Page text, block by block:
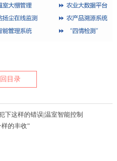
目录
下这样的错误|温室智能控制
的丰收”